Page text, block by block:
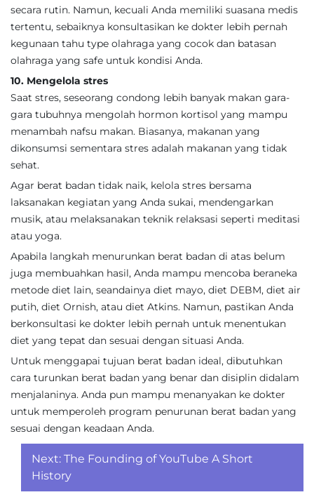
secara rutin. Namun, kecuali Anda memiliki suasana medis
tertentu, sebaiknya konsultasikan ke dokter lebih pernah
kegunaan tahu type olahraga yang cocok dan batasan
olahraga yang safe untuk kondisi Anda.
10. Mengelola stres
Saat stres, seseorang condong lebih banyak makan gara-
gara tubuhnya mengolah hormon kortisol yang mampu
menambah nafsu makan. Biasanya, makanan yang
dikonsumsi sementara stres adalah makanan yang tidak
sehat.
Agar berat badan tidak naik, kelola stres bersama
laksanakan kegiatan yang Anda sukai, mendengarkan
musik, atau melaksanakan teknik relaksasi seperti meditasi
atau yoga.
Apabila langkah menurunkan berat badan di atas belum
juga membuahkan hasil, Anda mampu mencoba beraneka
metode diet lain, seandainya diet mayo, diet DEBM, diet air
putih, diet Ornish, atau diet Atkins. Namun, pastikan Anda
berkonsultasi ke dokter lebih pernah untuk menentukan
diet yang tepat dan sesuai dengan situasi Anda.
Untuk menggapai tujuan berat badan ideal, dibutuhkan
cara turunkan berat badan yang benar dan disiplin didalam
menjalaninya. Anda pun mampu menanyakan ke dokter
untuk memperoleh program penurunan berat badan yang
sesuai dengan keadaan Anda.
Post
navigation
Next: The Founding of YouTube A Short
History